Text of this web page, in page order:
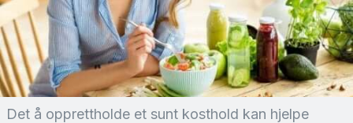
Det å opprettholde et sunt kosthold kan hjelpe